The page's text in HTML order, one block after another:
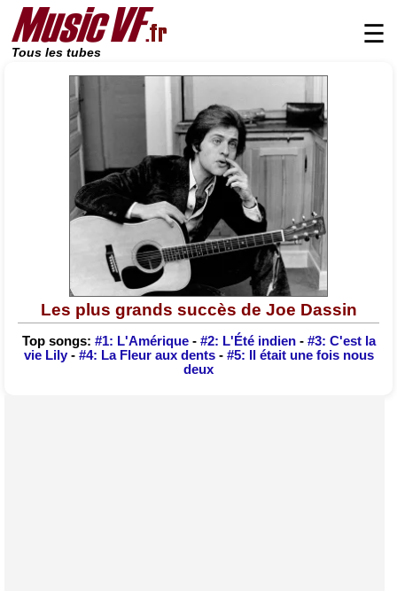
Tous les tubes
☰
Les plus grands succès de Joe Dassin
Top songs: #1: L'Amérique- #2: L'Été indien- #3: C'est la
vie Lily- #4: La Fleur aux dents- #5: Il était une fois nous
deux